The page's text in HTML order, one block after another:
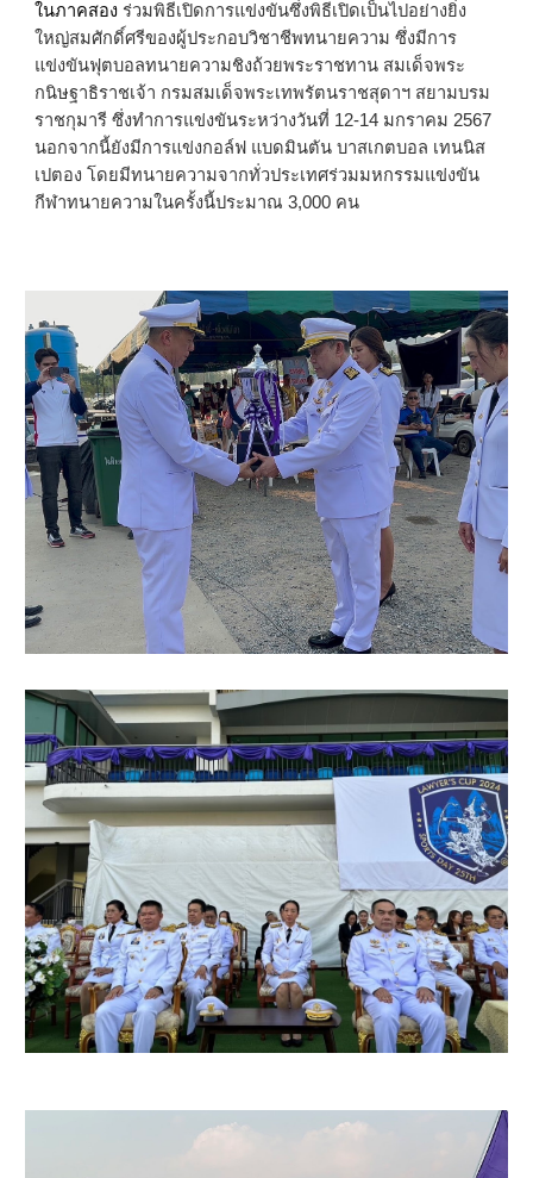
ในภาคสอง ร่วมพิธีเปิดการแข่งขันซึ่งพิธีเปิดเป็นไปอย่างยิ่ง
ใหญ่สมศักดิ์ศรีของผู้ประกอบวิชาชีพทนายความ ซึ่งมีการ
แข่งขันฟุตบอลทนายความชิงถ้วยพระราชทาน สมเด็จพระ
กนิษฐาธิราชเจ้า กรมสมเด็จพระเทพรัตนราชสุดาฯ สยามบรม
ราชกุมารี ซึ่งทำการแข่งขันระหว่างวันที่ 12-14 มกราคม 2567
นอกจากนี้ยังมีการแข่งกอล์ฟ แบดมินตัน บาสเกตบอล เทนนิส
เปตอง โดยมีทนายความจากทั่วประเทศร่วมมหกรรมแข่งขัน
กีฬาทนายความในครั้งนี้ประมาณ 3,000 คน